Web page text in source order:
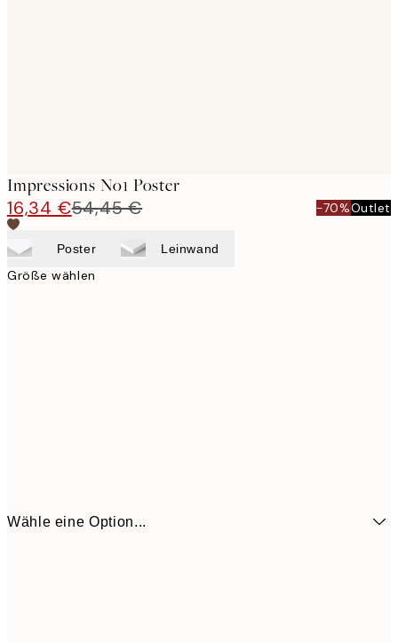
Impressions No1 Poster
16,34 €54,45 € -70%Outlet
Poster Leinwand
Größe wählen
Wähle eine Option...